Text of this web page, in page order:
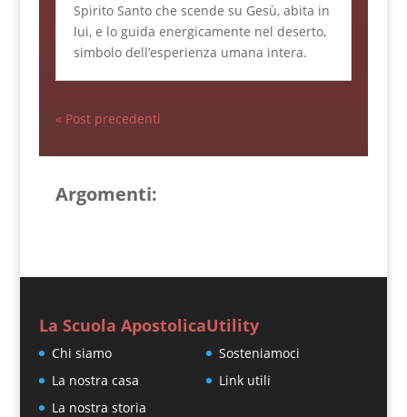
Spirito Santo che scende su Gesù, abita in
lui, e lo guida energicamente nel deserto,
simbolo dell’esperienza umana intera.
« Post precedenti
Argomenti:
La Scuola Apostolica
Chi siamo
La nostra casa
La nostra storia
Utility
Sosteniamoci
Link utili